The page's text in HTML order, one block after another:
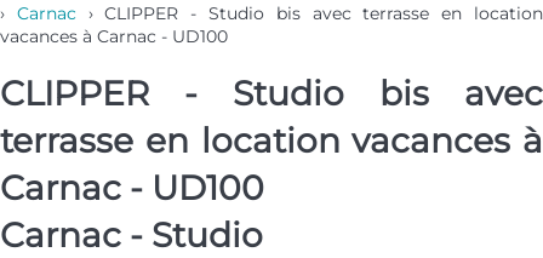
› Carnac› CLIPPER - Studio bis avec terrasse en location
vacances à Carnac - UD100
CLIPPER - Studio bis avec
terrasse en location vacances à
Carnac - UD100
Carnac - Studio